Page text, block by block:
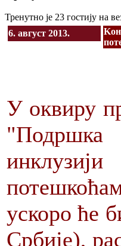
Тренутно је 23 гостију на
6. август 2013.
У оквиру
"Подршка
ускоро ће
Србије),